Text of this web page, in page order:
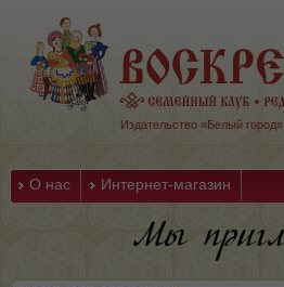
Издательство «Белый город»
О нас Интернет-магазин